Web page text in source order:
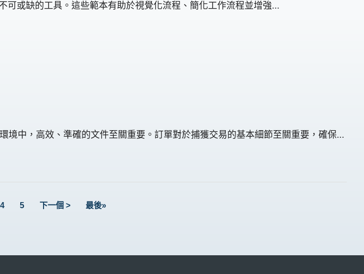
或缺的工具。這些範本有助於視覺化流程、簡化工作流程並增強...
中，高效、準確的文件至關重要。訂單對於捕獲交易的基本細節至關重要，確保...
4 5 下一個 > 最後»